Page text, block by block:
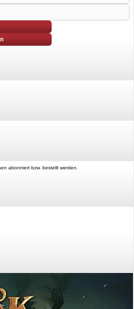
abonniert bzw. bestellt werden.